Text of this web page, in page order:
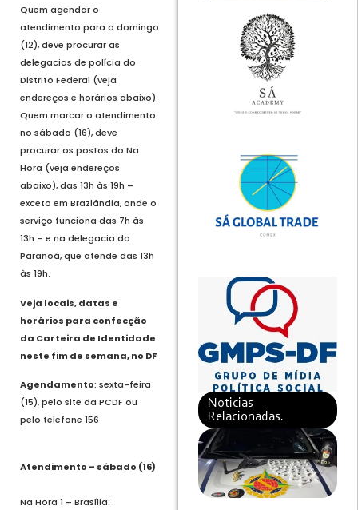
Quem agendar o
atendimento para o domingo
(12), deve procurar as
delegacias de polícia do
Distrito Federal (veja
endereços e horários abaixo).
Quem marcar o atendimento
no sábado (16), deve
procurar os postos do Na
Hora (veja endereços
abaixo), das 13h às 19h –
exceto em Brazlândia, onde o
serviço funciona das 7h às
13h – e na delegacia do
Paranoá, que atende das 13h
às 19h.
Veja locais, datas e
horários para confecção
da Carteira de Identidade
neste fim de semana, no DF
Agendamento: sexta-feira
(15), pelo site da PCDF ou
pelo telefone 156
Atendimento – sábado (16)
Na Hora 1 – Brasília:
Noticias
Relacionadas.